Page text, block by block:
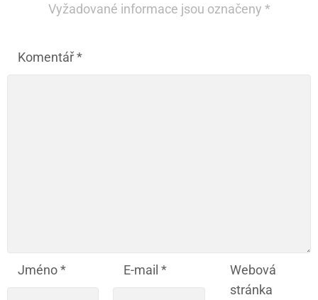
Vyžadované informace jsou označeny *
Komentář*
Jméno* E-mail*
Webová
stránka